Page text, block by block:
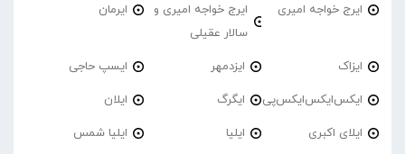
ایرج خواجه امیری
ایرج خواجه امیری و
سالار عقیلی
ایرمان
ایزاک ایزدمهر ایسپ حاجی
ایکس‌ایکس‌ایکس‌پی ایگرگ ایلان
ایلای اکبری ایلیا ایلیا شمس